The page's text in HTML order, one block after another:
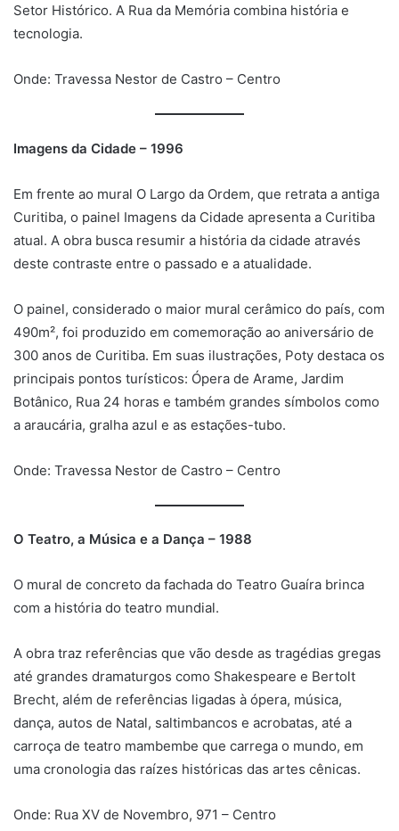
Setor Histórico. A Rua da Memória combina história e
tecnologia.
Onde: Travessa Nestor de Castro – Centro
Imagens da Cidade – 1996
Em frente ao mural O Largo da Ordem, que retrata a antiga
Curitiba, o painel Imagens da Cidade apresenta a Curitiba
atual. A obra busca resumir a história da cidade através
deste contraste entre o passado e a atualidade.
O painel, considerado o maior mural cerâmico do país, com
490m², foi produzido em comemoração ao aniversário de
300 anos de Curitiba. Em suas ilustrações, Poty destaca os
principais pontos turísticos: Ópera de Arame, Jardim
Botânico, Rua 24 horas e também grandes símbolos como
a araucária, gralha azul e as estações-tubo.
Onde: Travessa Nestor de Castro – Centro
O Teatro, a Música e a Dança – 1988
O mural de concreto da fachada do Teatro Guaíra brinca
com a história do teatro mundial.
A obra traz referências que vão desde as tragédias gregas
até grandes dramaturgos como Shakespeare e Bertolt
Brecht, além de referências ligadas à ópera, música,
dança, autos de Natal, saltimbancos e acrobatas, até a
carroça de teatro mambembe que carrega o mundo, em
uma cronologia das raízes históricas das artes cênicas.
Onde: Rua XV de Novembro, 971 – Centro